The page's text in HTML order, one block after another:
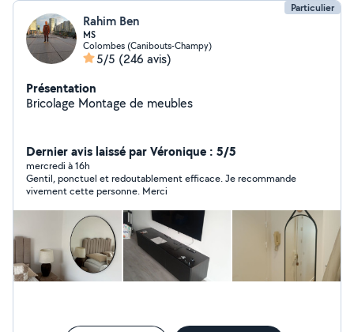
Particulier
Rahim Ben
MS
Colombes (Canibouts-Champy)
5/5 (246 avis)
Présentation
Bricolage Montage de meubles
Dernier avis laissé par Véronique : 5/5
mercredi à 16h
Gentil, ponctuel et redoutablement efficace. Je recommande
vivement cette personne. Merci